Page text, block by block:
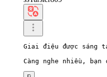
Giai điệu được sáng
Càng nghe nhiều, bạn